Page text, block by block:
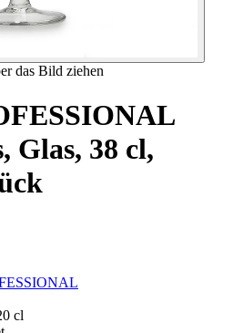
das Bild ziehen
Glas, 38 cl,
cl